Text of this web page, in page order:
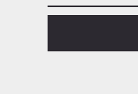
dirección